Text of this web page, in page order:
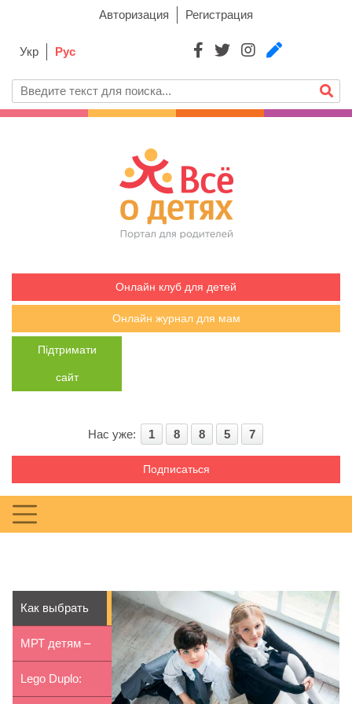
Авторизация Регистрация
Укр Рус
Онлайн клуб для детей
Онлайн журнал для мам
Підтримати
сайт
Нас уже: 1 8 8 5 7
Подписаться
Как выбрать
школьную
обувь
МРТ детям –
своевременная
Lego Duplo: